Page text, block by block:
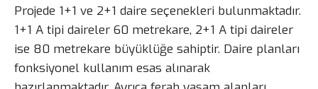
Projede 1+1 ve 2+1 daire seçenekleri bulunmaktadır.
1+1 A tipi daireler 60 metrekare, 2+1 A tipi daireler
ise 80 metrekare büyüklüğe sahiptir. Daire planları
fonksiyonel kullanım esas alınarak